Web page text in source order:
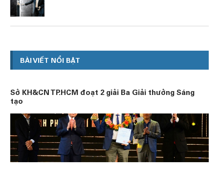
BÀI VIẾT NỔI BẬT
Sở KH&CN TP.HCM đoạt 2 giải Ba Giải thưởng Sáng
tạo